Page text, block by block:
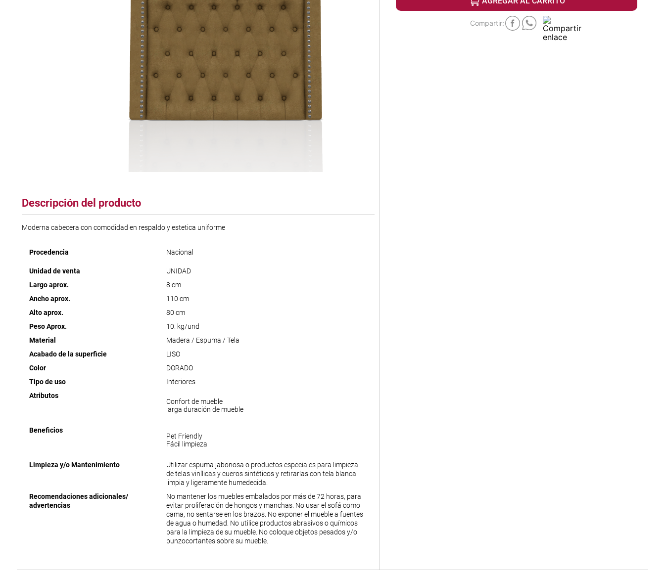
Descripción del producto
Moderna cabecera con comodidad en respaldo y estetica uniforme
Procedencia Nacional
Unidad de venta
UNIDAD
Largo aprox.
8 cm
Ancho aprox.
110 cm
Alto aprox.
80 cm
Peso Aprox.
10. kg/und
Material
Madera / Espuma / Tela
Acabado de la superficie
LISO
Color
DORADO
Tipo de uso
Interiores
Atributos
Confort de mueble
larga duración de mueble
Beneficios
Pet Friendly
Fácil limpieza
Limpieza y/o Mantenimiento
Utilizar espuma jabonosa o productos especiales para limpieza
de telas vinílicas y cueros sintéticos y retirarlas con tela blanca
limpia y ligeramente humedecida.
Recomendaciones adicionales/
advertencias
No mantener los muebles embalados por más de 72 horas, para
evitar proliferación de hongos y manchas. No usar el sofá como
cama, no sentarse en los brazos. No exponer el mueble a fuentes
de agua o humedad. No utilice productos abrasivos o químicos
para la limpieza de su mueble. No coloque objetos pesados y/o
punzocortantes sobre su mueble.
tapete